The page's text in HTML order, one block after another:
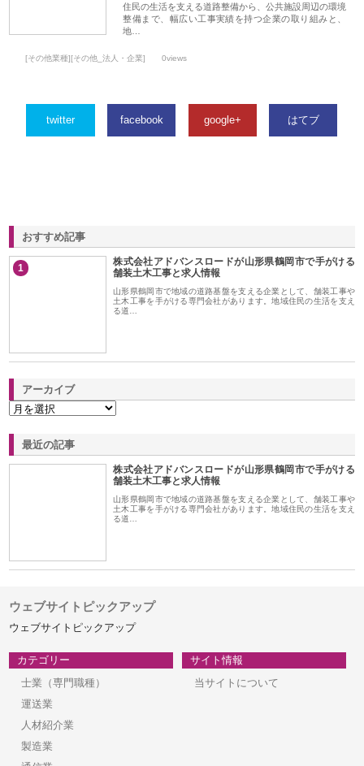
住民の生活を支える道路整備から、公共施設周辺の環境
整備まで、幅広い工事実績を持つ企業の取り組みと、
地…
[その他業種][その他_法人・企業] 0views
twitter facebook google+ はてブ
おすすめ記事
1
株式会社アドバンスロードが山形県鶴岡市で手がける
舗装土木工事と求人情報
山形県鶴岡市で地域の道路基盤を支える企業として、舗装工事や
土木工事を手がける専門会社があります。地域住民の生活を支え
る道…
アーカイブ
最近の記事
株式会社アドバンスロードが山形県鶴岡市で手がける
舗装土木工事と求人情報
山形県鶴岡市で地域の道路基盤を支える企業として、舗装工事や
土木工事を手がける専門会社があります。地域住民の生活を支え
る道…
ウェブサイトピックアップ
ウェブサイトピックアップ
カテゴリー
士業（専門職種）
運送業
人材紹介業
製造業
サイト情報
当サイトについて